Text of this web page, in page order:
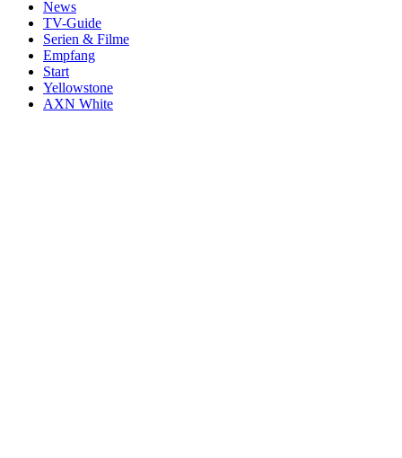
News
TV-Guide
Serien & Filme
Empfang
Start
Yellowstone
AXN White